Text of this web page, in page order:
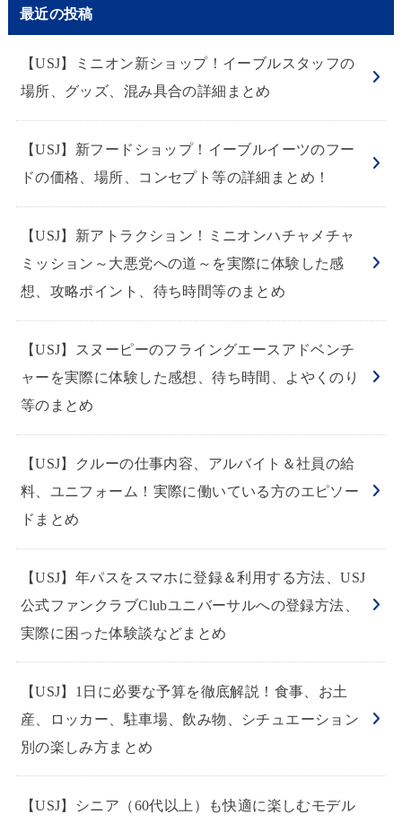
最近の投稿
【USJ】ミニオン新ショップ！イーブルスタッフの
場所、グッズ、混み具合の詳細まとめ
【USJ】新フードショップ！イーブルイーツのフー
ドの価格、場所、コンセプト等の詳細まとめ！
【USJ】新アトラクション！ミニオンハチャメチャ
ミッション～大悪党への道～を実際に体験した感
想、攻略ポイント、待ち時間等のまとめ
【USJ】スヌーピーのフライングエースアドベンチ
ャーを実際に体験した感想、待ち時間、よやくのり
等のまとめ
【USJ】クルーの仕事内容、アルバイト＆社員の給
料、ユニフォーム！実際に働いている方のエピソー
ドまとめ
【USJ】年パスをスマホに登録＆利用する方法、USJ
公式ファンクラブClubユニバーサルへの登録方法、
実際に困った体験談などまとめ
【USJ】1日に必要な予算を徹底解説！食事、お土
産、ロッカー、駐車場、飲み物、シチュエーション
別の楽しみ方まとめ
【USJ】シニア（60代以上）も快適に楽しむモデル